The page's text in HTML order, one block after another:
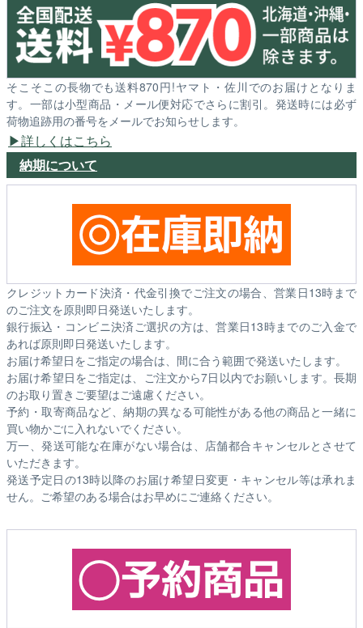
そこそこの長物でも送料870円!ヤマト・佐川でのお届けとなりま
す。一部は小型商品・メール便対応でさらに割引。発送時には必ず
荷物追跡用の番号をメールでお知らせします。
詳しくはこちら
納期について
クレジットカード決済・代金引換でご注文の場合、営業日13時まで
のご注文を原則即日発送いたします。
銀行振込・コンビニ決済ご選択の方は、営業日13時までのご入金で
あれば原則即日発送いたします。
お届け希望日をご指定の場合は、間に合う範囲で発送いたします。
お届け希望日をご指定は、ご注文から7日以内でお願いします。長期
のお取り置きご要望はご遠慮ください。
予約・取寄商品など、納期の異なる可能性がある他の商品と一緒に
買い物かごに入れないでください。
万一、発送可能な在庫がない場合は、店舗都合キャンセルとさせて
いただきます。
発送予定日の13時以降のお届け希望日変更・キャンセル等は承れま
せん。ご希望のある場合はお早めにご連絡ください。